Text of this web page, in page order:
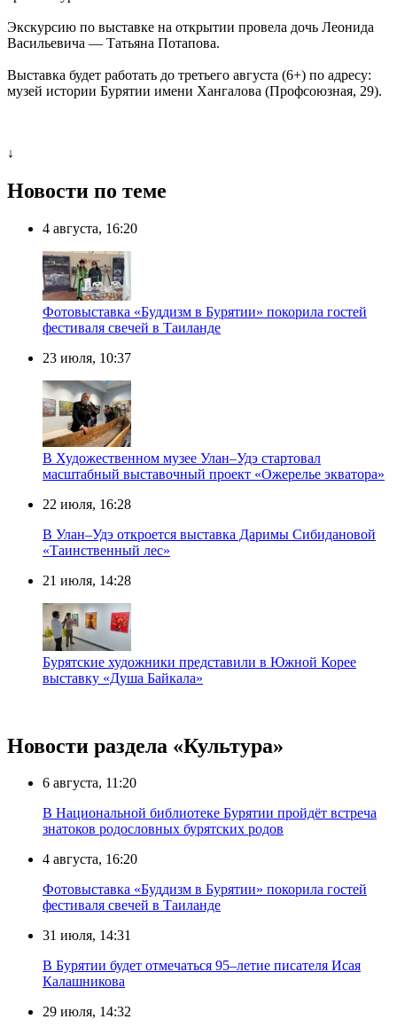
Экскурсию по выставке на открытии провела дочь Леонида
Васильевича — Татьяна Потапова.
Выставка будет работать до третьего августа (6+) по адресу:
музей истории Бурятии имени Хангалова (Профсоюзная, 29).
↓
Новости по теме
4 августа, 16:20
Фотовыставка «Буддизм в Бурятии» покорила гостей
фестиваля свечей в Таиланде
23 июля, 10:37
В Художественном музее Улан–Удэ стартовал
масштабный выставочный проект «Ожерелье экватора»
22 июля, 16:28
В Улан–Удэ откроется выставка Даримы Сибидановой
«Таинственный лес»
21 июля, 14:28
Бурятские художники представили в Южной Корее
выставку «Душа Байкала»
Новости раздела «Культура»
6 августа, 11:20
В Национальной библиотеке Бурятии пройдёт встреча
знатоков родословных бурятских родов
4 августа, 16:20
Фотовыставка «Буддизм в Бурятии» покорила гостей
фестиваля свечей в Таиланде
31 июля, 14:31
В Бурятии будет отмечаться 95–летие писателя Исая
Калашникова
29 июля, 14:32